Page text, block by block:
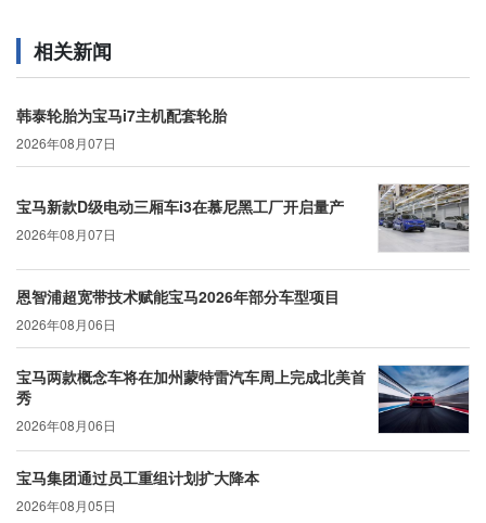
相关新闻
韩泰轮胎为宝马i7主机配套轮胎
2026年08月07日
宝马新款D级电动三厢车i3在慕尼黑工厂开启量产
2026年08月07日
恩智浦超宽带技术赋能宝马2026年部分车型项目
2026年08月06日
宝马两款概念车将在加州蒙特雷汽车周上完成北美首
秀
2026年08月06日
宝马集团通过员工重组计划扩大降本
2026年08月05日